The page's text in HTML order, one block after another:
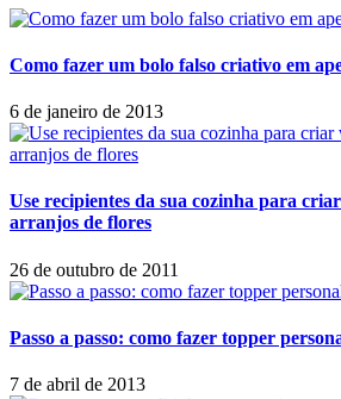
Como fazer um bolo falso criativo em
6 de janeiro de 2013
Use recipientes da sua cozinha para
arranjos de flores
26 de outubro de 2011
Passo a passo: como fazer topper
7 de abril de 2013